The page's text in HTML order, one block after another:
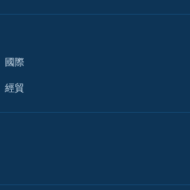
國際
經貿